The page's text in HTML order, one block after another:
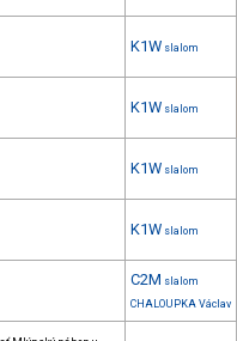
K1W slalom
K1W slalom
K1W slalom
K1W slalom
C2M slalom
CHALOUPKA Václav